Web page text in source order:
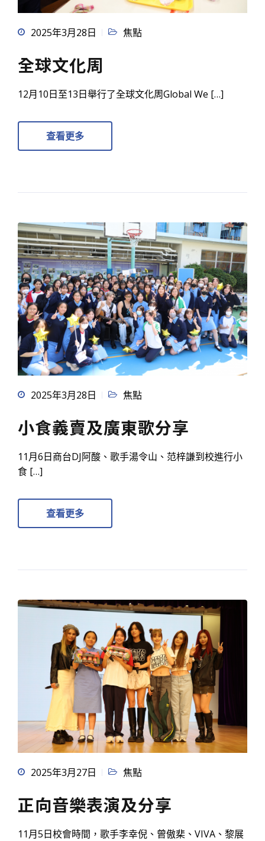
2025年3月28日 焦點
全球文化周
12月10日至13日舉行了全球文化周Global We […]
查看更多
2025年3月28日 焦點
小食義賣及廣東歌分享
11月6日商台DJ阿酸、歌手湯令山、范梓謙到校進行小
食 […]
查看更多
2025年3月27日 焦點
正向音樂表演及分享
11月5日校會時間，歌手李幸倪、曾傲棐、VIVA、黎展